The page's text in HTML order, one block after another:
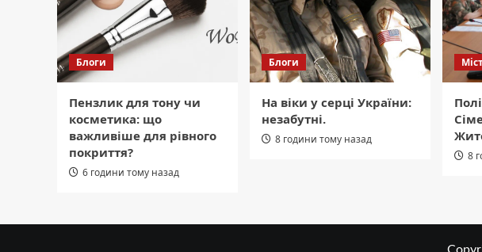
Блоги
Пензлик для тону чи
косметика: що
важливіше для рівного
покриття?
6 години тому назад
Блоги
На віки у серці України:
незабутні.
8 години тому назад
8